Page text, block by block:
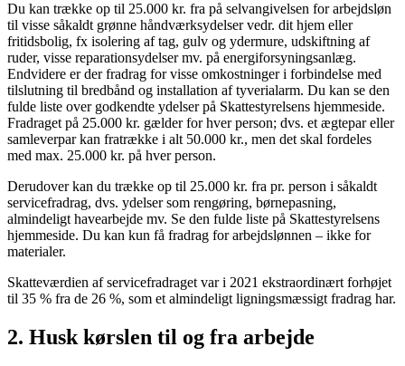
Du kan trække op til 25.000 kr. fra på selvangivelsen for arbejdsløn
til visse såkaldt grønne håndværksydelser vedr. dit hjem eller
fritidsbolig, fx isolering af tag, gulv og ydermure, udskiftning af
ruder, visse reparationsydelser mv. på energiforsyningsanlæg.
Endvidere er der fradrag for visse omkostninger i forbindelse med
tilslutning til bredbånd og installation af tyverialarm. Du kan se den
fulde liste over godkendte ydelser på Skattestyrelsens hjemmeside.
Fradraget på 25.000 kr. gælder for hver person; dvs. et ægtepar eller
samleverpar kan fratrække i alt 50.000 kr., men det skal fordeles
med max. 25.000 kr. på hver person.
Derudover kan du trække op til 25.000 kr. fra pr. person i såkaldt
servicefradrag, dvs. ydelser som rengøring, børnepasning,
almindeligt havearbejde mv. Se den fulde liste på Skattestyrelsens
hjemmeside. Du kan kun få fradrag for arbejdslønnen – ikke for
materialer.
Skatteværdien af servicefradraget var i 2021 ekstraordinært forhøjet
til 35 % fra de 26 %, som et almindeligt ligningsmæssigt fradrag har.
2. Husk kørslen til og fra arbejde